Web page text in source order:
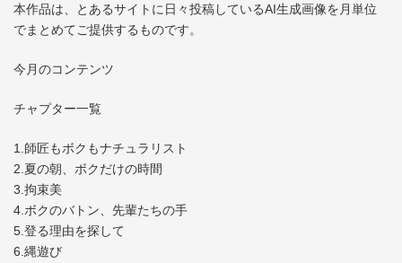
本作品は、とあるサイトに日々投稿しているAI生成画像を月単位
でまとめてご提供するものです。
今月のコンテンツ
チャプター一覧
1.師匠もボクもナチュラリスト
2.夏の朝、ボクだけの時間
3.拘束美
4.ボクのバトン、先輩たちの手
5.登る理由を探して
6.縄遊び